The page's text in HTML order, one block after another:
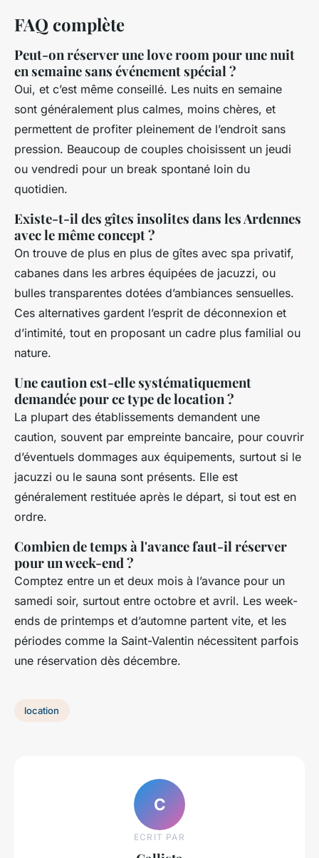
FAQ complète
Peut-on réserver une love room pour une nuit
en semaine sans événement spécial ?
Oui, et c’est même conseillé. Les nuits en semaine
sont généralement plus calmes, moins chères, et
permettent de profiter pleinement de l’endroit sans
pression. Beaucoup de couples choisissent un jeudi
ou vendredi pour un break spontané loin du
quotidien.
Existe-t-il des gîtes insolites dans les Ardennes
avec le même concept ?
On trouve de plus en plus de gîtes avec spa privatif,
cabanes dans les arbres équipées de jacuzzi, ou
bulles transparentes dotées d’ambiances sensuelles.
Ces alternatives gardent l’esprit de déconnexion et
d’intimité, tout en proposant un cadre plus familial ou
nature.
Une caution est-elle systématiquement
demandée pour ce type de location ?
La plupart des établissements demandent une
caution, souvent par empreinte bancaire, pour couvrir
d’éventuels dommages aux équipements, surtout si le
jacuzzi ou le sauna sont présents. Elle est
généralement restituée après le départ, si tout est en
ordre.
Combien de temps à l'avance faut-il réserver
pour un week-end ?
Comptez entre un et deux mois à l’avance pour un
samedi soir, surtout entre octobre et avril. Les week-
ends de printemps et d’automne partent vite, et les
périodes comme la Saint-Valentin nécessitent parfois
une réservation dès décembre.
location
C
ECRIT PAR